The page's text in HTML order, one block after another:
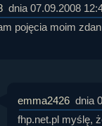
dnia 07.09.2008
pojęcia moim
emma2426 dnia
fhp.net.pl myślę,